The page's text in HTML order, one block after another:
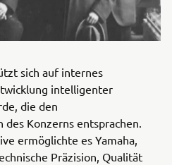
sich auf internes
intelligenter
die den
Konzerns entsprachen.
ermöglichte es Yamaha,
Präzision, Qualität